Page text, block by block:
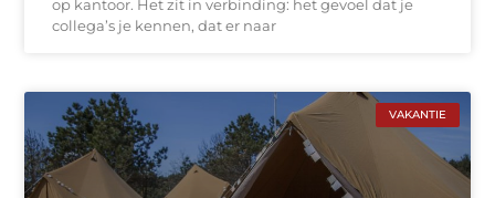
op kantoor. Het zit in verbinding: het gevoel dat je
collega’s je kennen, dat er naar
VAKANTIE